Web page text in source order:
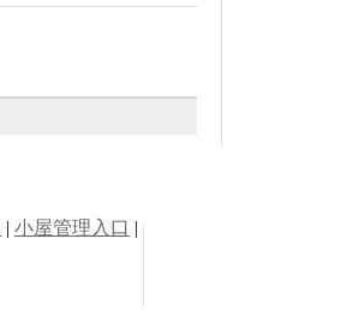
| 小屋管理入口 |